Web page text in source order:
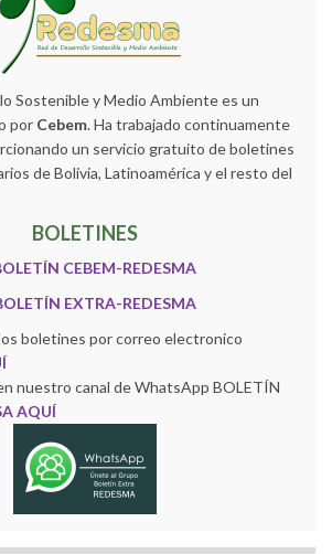
Sostenible y Medio Ambiente es un
por Cebem. Ha trabajado continuamente
un servicio gratuito de boletines
de Bolivia, Latinoamérica y el resto del
BOLETINES
CEBEM-REDESMA
EXTRA-REDESMA
boletines por correo electronico
nuestro canal de WhatsApp BOLETÍN
AQUÍ